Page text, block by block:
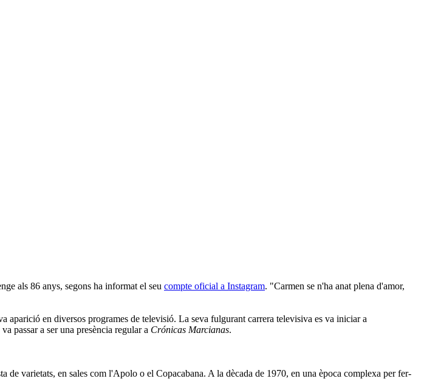
als 86 anys, segons ha informat el seu compte oficial a Instagram. "Carmen se n'ha anat plena d'amor,
aparició en diversos programes de televisió. La seva fulgurant carrera televisiva es va iniciar a
passar a ser una presència regular a Crónicas Marcianas.
varietats, en sales com l'Apolo o el Copacabana. A la dècada de 1970, en una època complexa per fer-